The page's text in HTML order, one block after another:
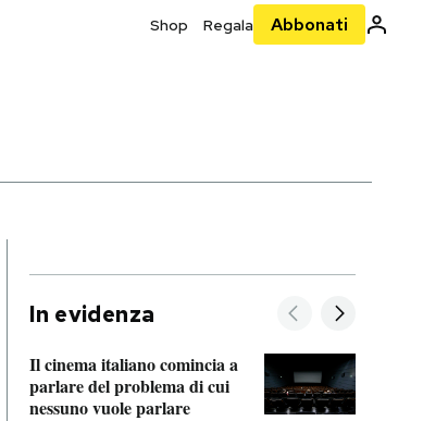
Shop Regala Abbonati
In evidenza
Il cinema italiano comincia a
parlare del problema di cui
nessuno vuole parlare